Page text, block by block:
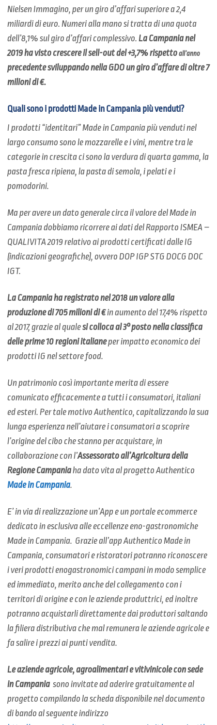
Nielsen Immagino, per un giro d’affari superiore a 2,4
miliardi di euro. Numeri alla mano si tratta di una quota
dell’8,1% sul giro d’affari complessivo. La Campania nel
2019 ha visto crescere il sell-out del +3,7% rispetto all’anno
precedente sviluppando nella GDO un giro d’affare di oltre 7
milioni di €.
Quali sono i prodotti Made in Campania più venduti?
I prodotti “identitari” Made in Campania più venduti nel
largo consumo sono le mozzarelle e i vini, mentre tra le
categorie in crescita ci sono la verdura di quarta gamma, la
pasta fresca ripiena, la pasta di semo­la, i pelati e i
pomodorini.
Ma per avere un dato generale circa il valore del Made in
Campania dobbiamo ricorrere ai dati del Rapporto ISMEA –
QUALIVITA 2019 relativo ai prodotti certificati dalle IG
(indicazioni geografiche), ovvero DOP IGP STG DOCG DOC
IGT.
La Campania ha registrato nel 2018 un valore alla
produzione di 705 milioni di €in aumento del 17,4% rispetto
al 2017, grazie al qualesi colloca al 3° posto nella classifica
delle prime 10 regioni italianeper impatto economico dei
prodotti IG nel settore food.
Un patrimonio così importante merita di essere
comunicato efficacemente a tutti i consumatori, italiani
ed esteri. Per tale motivo Authentico, capitalizzando la sua
lunga esperienza nell’aiutare i consumatori a scoprire
l’origine del cibo che stanno per acquistare, in
collaborazione con l’Assessorato all’Agricoltura della
Regione Campaniaha dato vita al progetto Authentico
Made in Campania.
E’ in via di realizzazione un’App e un portale ecommerce
dedicato in esclusiva alle eccellenze eno-gastronomiche
Made in Campania. Grazie all’app Authentico Made in
Campania, consumatori e ristoratori potranno riconoscere
i veri prodotti enogastronomici campani in modo semplice
ed immediato, merito anche del collegamento con i
territori di origine e con le aziende produttrici, ed inoltre
potranno acquistarli direttamente dai produttori saltando
la filiera distributiva che mal remunera le aziende agricole e
fa salire i prezzi ai punti vendita.
Le aziende agricole, agroalimentari e vitivinicole con sede
in Campania sono invitate ad aderire gratuitamente al
progetto compilando la scheda disponibile nel documento
di bando al seguente indirizzo